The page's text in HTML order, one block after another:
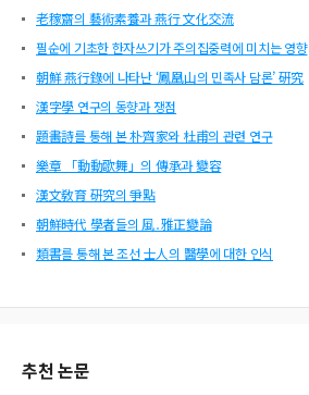
老稼齋의 藝術素養과 燕行 文化交流
필순에 기초한 한자쓰기가 주의집중력에 미치는 영향
朝鮮 燕行錄에 나타난 ‘鳳凰山의 민족사 담론’ 硏究
漢字學 연구의 동향과 쟁점
題畵詩를 통해 본 朴齊家와 杜甫의 관련 연구
樂章 「動動歌舞」의 傳承과 變容
漢文敎育 硏究의 爭點
朝鮮時代 學者들의 風․雅正變論
類書를 통해 본 조선 士人의 醫學에 대한 인식
추천 논문